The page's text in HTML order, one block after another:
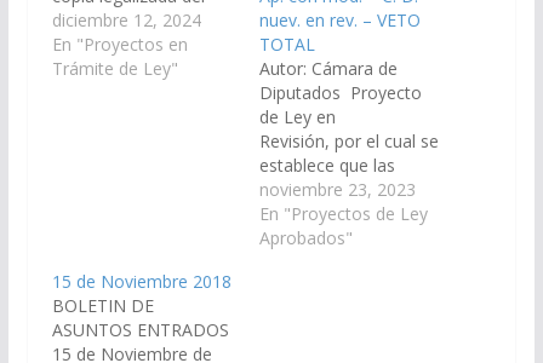
Decreto N° 830/2024,
mediante el cual y
conforme a lo
diciembre 12, 2024
En "Proyectos en
Trámite de Ley"
nuev. en rev. – VETO
TOTAL
Autor: Cámara de
Diputados Proyecto
de Ley en
Revisión, por el cual se
establece que las
leyes, decretos y
resoluciones
provinciales se
noviembre 23, 2023
En "Proyectos de Ley
Aprobados"
15 de Noviembre 2018
BOLETIN DE
ASUNTOS ENTRADOS
15 de Noviembre de